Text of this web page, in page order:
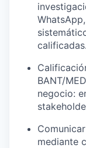
calificadas.
BANT/
negocio:
mediante